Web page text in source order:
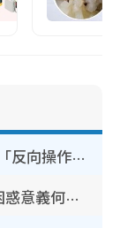
WhatsApp預設貼圖點刪？揭1招「反向操作」還原簡潔介面 附3步實測教學
香港山邊鐵閘邊門大開？內地客困惑意義何在！網民神回覆：呢種叫法理性防禦